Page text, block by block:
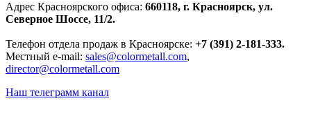
Адрес Красноярского офиса: 660118, г. Красноярск, ул.
Северное Шоссе, 11/2.
Телефон отдела продаж в Красноярске: +7 (391) 2-181-333.
Местный e-mail: sales@colormetall.com,
director@colormetall.com
Наш телеграмм канал